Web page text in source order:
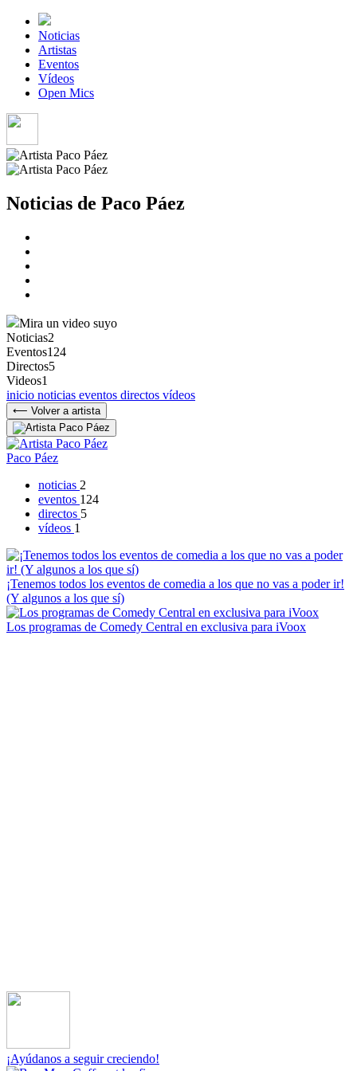
Noticias
Artistas
Eventos
Vídeos
Open Mics
Noticias de Paco Páez
Mira un video suyo
Noticias2
Eventos124
Directos5
Videos1
inicio noticias eventos directos vídeos
⟵ Volver a artista
Paco Páez
noticias 2
eventos 124
directos 5
vídeos 1
¡Tenemos todos los eventos de comedia a los que no vas a poder ir!
(Y algunos a los que sí)
Los programas de Comedy Central en exclusiva para iVoox
¡Ayúdanos a seguir creciendo!